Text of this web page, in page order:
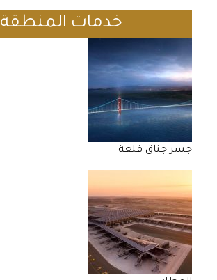
خدمات المنطقة
جسر جناق قلعة